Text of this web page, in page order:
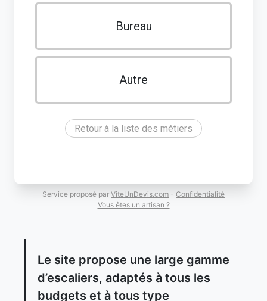
Bureau
Autre
Retour à la liste des métiers
Service proposé par ViteUnDevis.com - Confidentialité
Vous êtes un artisan ?
Le site propose une large gamme
d’escaliers, adaptés à tous les
budgets et à tous type